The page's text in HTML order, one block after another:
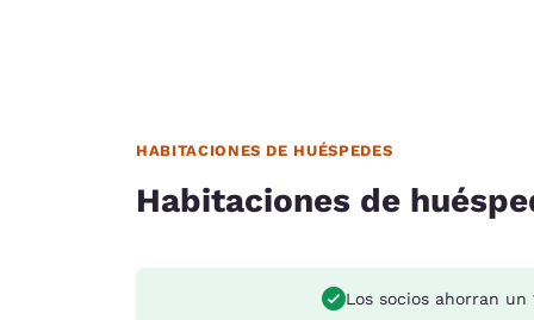
HABITACIONES DE HUÉSPEDES
Habitaciones de
Los socios ahorran un